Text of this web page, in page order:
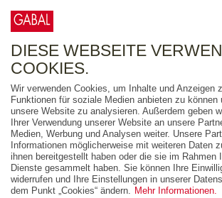
FREITEXT
AUSGABEART
AUS DER REIHE
ZUM THEMA
DIESE WEBSEITE
COOKIES.
Wir verwenden Cookies, um Inhalte und Anzeigen
Funktionen für soziale Medien anbieten zu können
unsere Website zu analysieren. Außerdem geben
Ihrer Verwendung unserer Website an unsere
Medien, Werbung und Analysen weiter. Unsere
Informationen möglicherweise mit weiteren Daten
ihnen bereitgestellt haben oder die sie im Rahmen
Dienste gesammelt haben. Sie können Ihre
widerrufen und Ihre Einstellungen in unserer
dem Punkt „Cookies“ ändern. Mehr Informationen.